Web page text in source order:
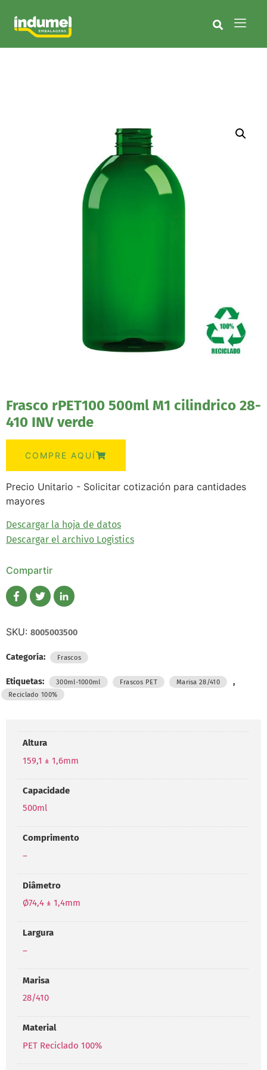
Frasco rPET100 500ml M1 cilindrico 28-
410 INV verde
COMPRE AQUÍ
Precio Unitario - Solicitar cotización para cantidades
mayores
Descargar la hoja de datos
Descargar el archivo Logistics
Compartir
SKU: 8005003500
Categoría: Frascos
Etiquetas: 300ml-1000ml , Frascos PET , Marisa 28/410 ,
Reciclado 100%
Altura
159,1 ± 1,6mm
Capacidade
500ml
Comprimento
–
Diâmetro
Ø74,4 ± 1,4mm
Largura
–
Marisa
28/410
Material
PET Reciclado 100%